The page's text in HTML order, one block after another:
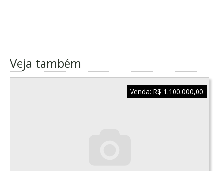
Veja também
Venda: R$ 1.100.000,00